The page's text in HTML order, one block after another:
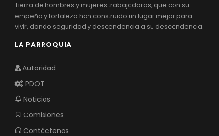
Tierra de hombres y mujeres trabajadoras, que con su
empeño y fortaleza han construido un lugar mejor para
vivir, dando seguridad y descendencia a su descendencia.
LA PARROQUIA
Autoridad
PDOT
Noticias
Comisiones
Contáctenos